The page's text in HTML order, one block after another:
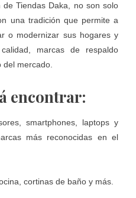
Tiendas Daka, no son solo
una tradición que permite a
o modernizar sus hogares y
marcas de respaldo
del mercado.
encontrar:
smartphones, laptops y
más reconocidas en el
cortinas de baño y más.